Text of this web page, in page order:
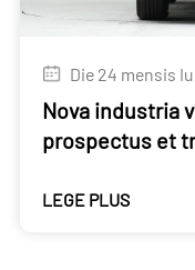
Die 24 mensis
Nova industria
prospectus et
LEGE PLUS